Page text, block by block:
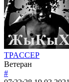
TPACCEP
Ветеран
#